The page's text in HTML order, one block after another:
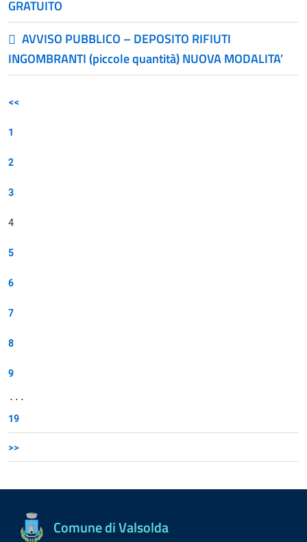
GRATUITO
AVVISO PUBBLICO – DEPOSITO RIFIUTI
INGOMBRANTI (piccole quantità) NUOVA MODALITA’
<<
1
2
3
4
5
6
7
8
9
...
19
>>
Comune di Valsolda